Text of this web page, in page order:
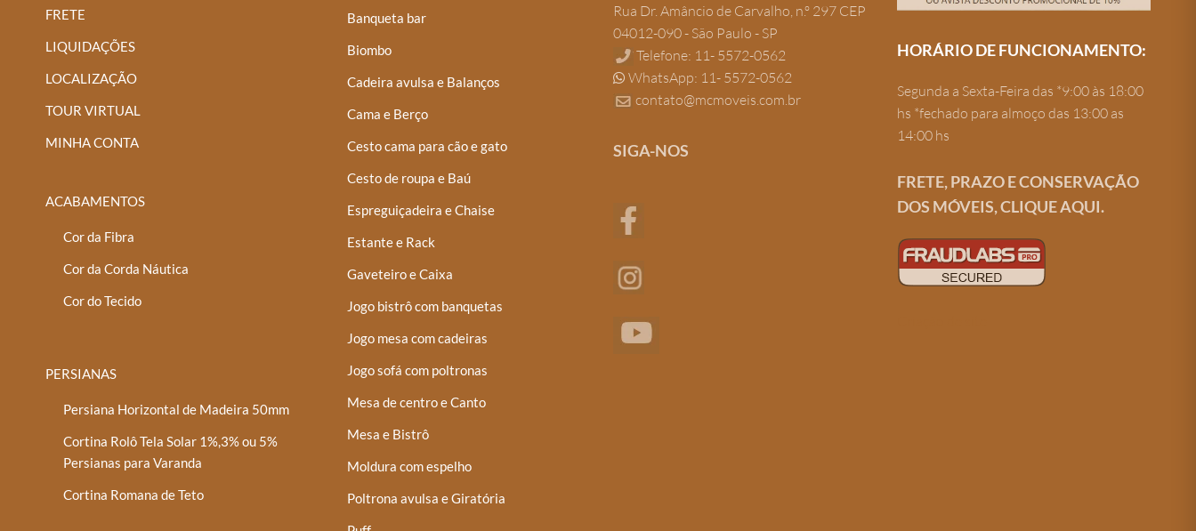
FRETE
LIQUIDAÇÕES
LOCALIZAÇÃO
TOUR VIRTUAL
MINHA CONTA
ACABAMENTOS
Cor da Fibra
Cor da Corda Náutica
Cor do Tecido
PERSIANAS
Persiana Horizontal de Madeira 50mm
Cortina Rolô Tela Solar 1%,3% ou 5%
Persianas para Varanda
Cortina Romana de Teto
Banqueta bar
Biombo
Cadeira avulsa e Balanços
Cama e Berço
Cesto cama para cão e gato
Cesto de roupa e Baú
Espreguiçadeira e Chaise
Estante e Rack
Gaveteiro e Caixa
Jogo bistrô com banquetas
Jogo mesa com cadeiras
Jogo sofá com poltronas
Mesa de centro e Canto
Mesa e Bistrô
Moldura com espelho
Poltrona avulsa e Giratória
Rua Dr. Amâncio de Carvalho, n.º 297 CEP
04012-090 - São Paulo - SP
Telefone: 11- 5572-0562
WhatsApp: 11- 5572-0562
contato@mcmoveis.com.br
SIGA-NOS
HORÁRIO DE FUNCIONAMENTO:
Segunda a Sexta-Feira das *9:00 às 18:00
hs *fechado para almoço das 13:00 as
14:00 hs
FRETE, PRAZO E CONSERVAÇÃO
DOS MÓVEIS, CLIQUE AQUI.